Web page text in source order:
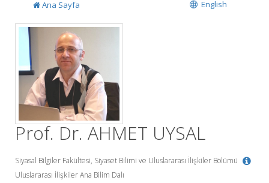
English
Ana Sayfa
Prof. Dr. AHMET UYSAL
Siyasal Bilgiler Fakültesi, Siyaset Bilimi ve Uluslararası İlişkiler Bölümü
Uluslararası İlişkiler Ana Bilim Dalı